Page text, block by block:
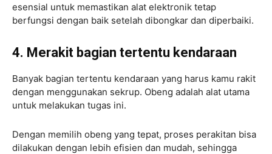
esensial untuk memastikan alat elektronik tetap
berfungsi dengan baik setelah dibongkar dan diperbaiki.
4. Merakit bagian tertentu kendaraan
Banyak bagian tertentu kendaraan yang harus kamu rakit
dengan menggunakan sekrup. Obeng adalah alat utama
untuk melakukan tugas ini.
Dengan memilih obeng yang tepat, proses perakitan bisa
dilakukan dengan lebih efisien dan mudah, sehingga